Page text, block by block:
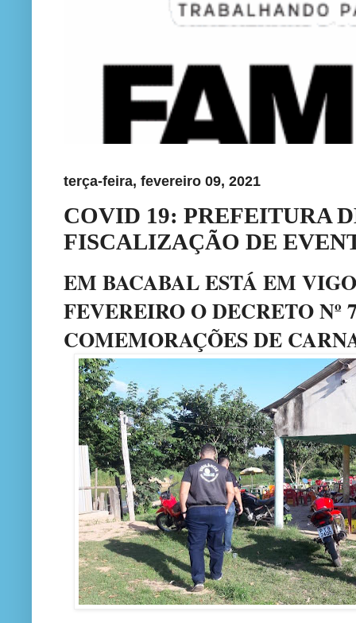
terça-feira, fevereiro 09, 2021
COVID 19: PREFEITURA
FISCALIZAÇÃO DE
EM BACABAL ESTÁ EM
FEVEREIRO O DECRETO Nº
COMEMORAÇÕES DE